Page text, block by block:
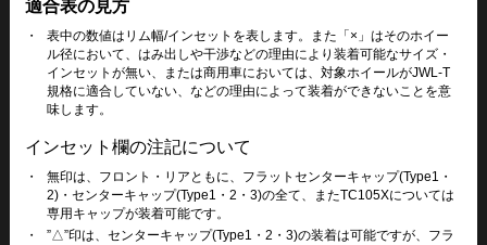
適合表の見方
・
表中の数値はリム幅/インセットを表します。また「×」はそのホイー
ル径において、はみ出しや干渉などの理由により装着可能なサイズ・
インセットが無い、または商用車においては、対象ホイールがJWL-T
規格に適合していない、などの理由によって装着ができないことを意
味します。
インセット欄の注記について
・
無印は、フロント・リアともに、フラットセンターキャップ(Type1・
2)・センターキャップ(Type1・2・3)の全て、またTC105Xについては
専用キャップが装着可能です。
・
”△”印は、センターキャップ(Type1・2・3)の装着は可能ですが、フラ